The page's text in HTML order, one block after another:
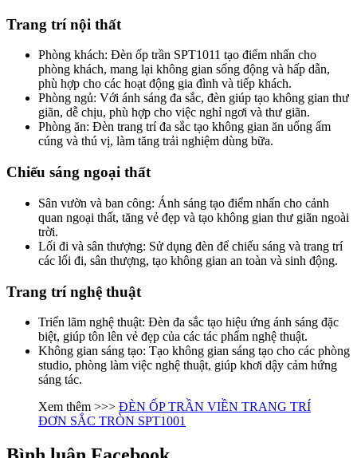
Trang trí nội thất
Phòng khách: Đèn ốp trần SPT1011 tạo điểm nhấn cho
phòng khách, mang lại không gian sống động và hấp dẫn,
phù hợp cho các hoạt động gia đình và tiếp khách.
Phòng ngủ: Với ánh sáng đa sắc, đèn giúp tạo không gian thư
giãn, dễ chịu, phù hợp cho việc nghỉ ngơi và thư giãn.
Phòng ăn: Đèn trang trí đa sắc tạo không gian ăn uống ấm
cúng và thú vị, làm tăng trải nghiệm dùng bữa.
Chiếu sáng ngoại thất
Sân vườn và ban công: Ánh sáng tạo điểm nhấn cho cảnh
quan ngoại thất, tăng vẻ đẹp và tạo không gian thư giãn ngoài
trời.
Lối đi và sân thượng: Sử dụng đèn để chiếu sáng và trang trí
các lối đi, sân thượng, tạo không gian an toàn và sinh động.
Trang trí nghệ thuật
Triển lãm nghệ thuật: Đèn đa sắc tạo hiệu ứng ánh sáng đặc
biệt, giúp tôn lên vẻ đẹp của các tác phẩm nghệ thuật.
Không gian sáng tạo: Tạo không gian sáng tạo cho các phòng
studio, phòng làm việc nghệ thuật, giúp khơi dậy cảm hứng
sáng tác.
Xem thêm >>> ĐÈN ỐP TRẦN VIỀN TRANG TRÍ
ĐƠN SẮC TRÒN SPT1001